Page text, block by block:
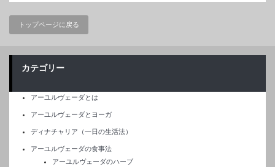
トップページに戻る
カテゴリー
アーユルヴェーダとは
アーユルヴェーダとヨーガ
ディナチャリア（一日の生活法）
アーユルヴェーダの食事法
アーユルヴェーダのハーブ